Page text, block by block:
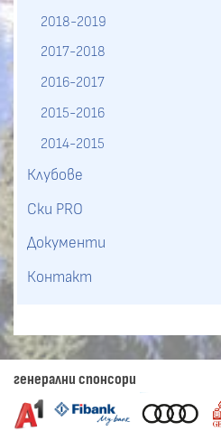
2018-2019
2017-2018
2016-2017
2015-2016
2014-2015
Клубове
Ски PRO
Документи
Контакт
генерални спонсори